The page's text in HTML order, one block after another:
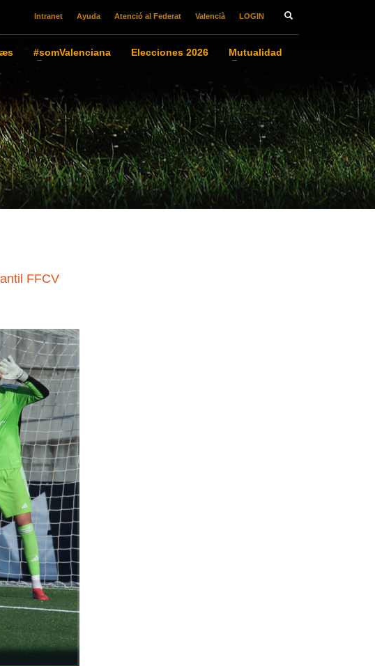
Intranet Ayuda Atenció al Federat Valencià LOGIN
#somValenciana Elecciones 2026
Mutualidad
FFCV